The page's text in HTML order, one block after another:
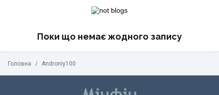
Поки що немає жодного запису
Головна / Androniy100